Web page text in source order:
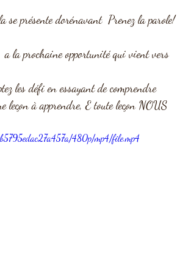
se présente dorénavant  Prenez la parole!
a la prochaine opportunité qui vient vers
les défi en essayant de comprendre
leçon à apprendre, E toute leçon NOUS
480p/mp4/file.mp4